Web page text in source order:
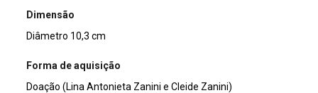
Dimensão
Diâmetro 10,3 cm
Forma de aquisição
Doação (Lina Antonieta Zanini e Cleide Zanini)